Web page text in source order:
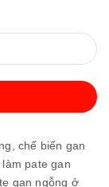
chế biến gan
làm pate gan
gan ngỗng ở